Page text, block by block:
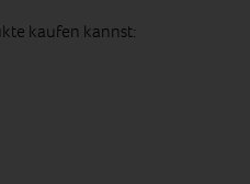
kaufen kannst: